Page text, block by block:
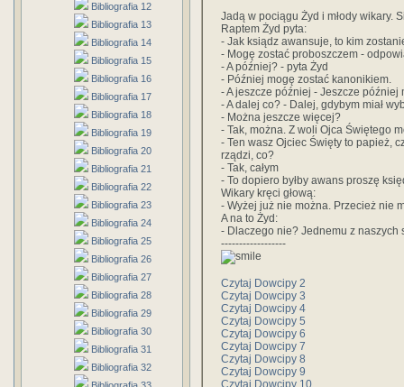
Bibliografia 12
Bibliografia 13
Bibliografia 14
Bibliografia 15
Bibliografia 16
Bibliografia 17
Bibliografia 18
Bibliografia 19
Bibliografia 20
Bibliografia 21
Bibliografia 22
Bibliografia 23
Bibliografia 24
Bibliografia 25
Bibliografia 26
Bibliografia 27
Bibliografia 28
Bibliografia 29
Bibliografia 30
Bibliografia 31
Bibliografia 32
Jadą w pociągu Żyd i młody wikary.
Raptem Żyd pyta:
- Jak ksiądz awansuje, to kim
- Mogę zostać proboszczem -
- A później? - pyta Żyd
- Później mogę zostać kanonikiem.
- A jeszcze później - Jeszcze później
- A dalej co? - Dalej, gdybym miał
- Można jeszcze więcej?
- Tak, można. Z woli Ojca Świętego
- Ten wasz Ojciec Święty to papież,
rządzi, co?
- Tak, całym
- To dopiero byłby awans proszę
Wikary kręci głową:
- Wyżej już nie można. Przecież nie
A na to Żyd:
- Dlaczego nie? Jednemu z naszych
------------------
Czytaj Dowcipy 2
Czytaj Dowcipy 3
Czytaj Dowcipy 4
Czytaj Dowcipy 5
Czytaj Dowcipy 6
Czytaj Dowcipy 7
Czytaj Dowcipy 8
Czytaj Dowcipy 9
Czytaj Dowcipy 10